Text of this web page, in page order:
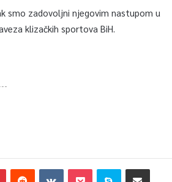
smo zadovoljni njegovim nastupom u
klizačkih sportova BiH.